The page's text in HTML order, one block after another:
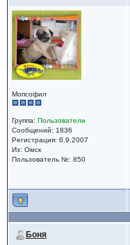
Мопсофил
Группа: Пользователи
Сообщений: 1836
Регистрация: 6.9.2007
Из: Омск
Пользователь №: 850
Боня